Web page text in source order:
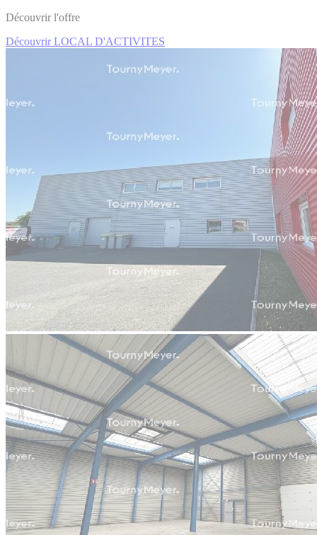
Découvrir l'offre
Découvrir LOCAL D'ACTIVITES